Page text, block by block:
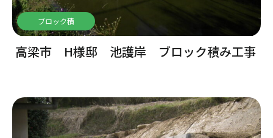
ブロック積
高梁市 H様邸 池護岸 ブロック積み工事